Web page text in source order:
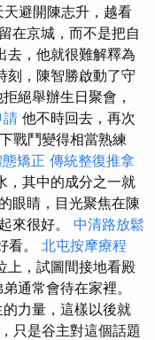
天避開陳志升，越看
在京城，而不是把自
去，他就很難解釋為
刻，陳智勝啟動了守
絕舉辦生日聚會，
請 他不時回去，再次
戰鬥變得相當熟練
矯正 傳統整復推拿
，其中的成分之一就
眼睛，目光聚焦在陳
來很好。 中清路放鬆
看。 北屯按摩療程
上，試圖間接地看殿
通常會待在家裡。
力量，這樣以後就
只是谷主對這個話題